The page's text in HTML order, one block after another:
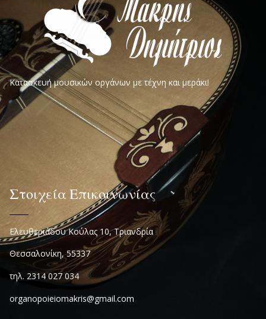
Κατασκευή μουσικών οργάνων με τέχνη και μεράκι!
Στοιχεία Επικοινωνίας
Ελευθεριάδου Κούλας 10, Τριανδρία
Θεσσαλονίκη, 55337
τηλ. 2314 027 034
organopoieiomakris@gmail.com